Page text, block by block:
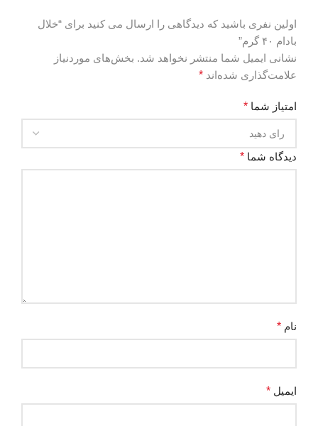
اولین نفری باشید که دیدگاهی را ارسال می کنید برای “خلال
بادام ۴۰ گرم”
نشانی ایمیل شما منتشر نخواهد شد. بخش‌های موردنیاز
علامت‌گذاری شده‌اند *
امتیاز شما *
دیدگاه شما *
نام *
ایمیل *